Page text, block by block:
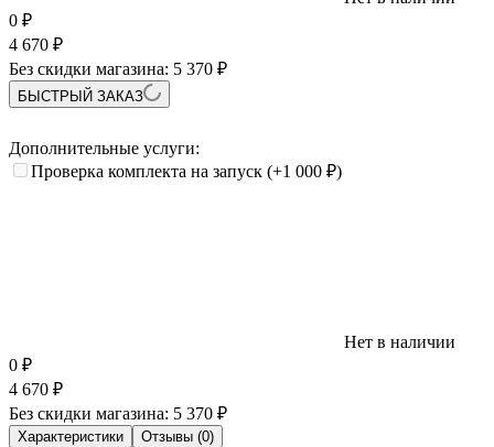
0 ₽
4 670 ₽
Без скидки магазина: 5 370 ₽
БЫСТРЫЙ ЗАКАЗ
Дополнительные услуги:
Проверка комплекта на запуск (+1 000 ₽)
Нет в наличии
0 ₽
4 670 ₽
Без скидки магазина: 5 370 ₽
Характеристики Отзывы (0)